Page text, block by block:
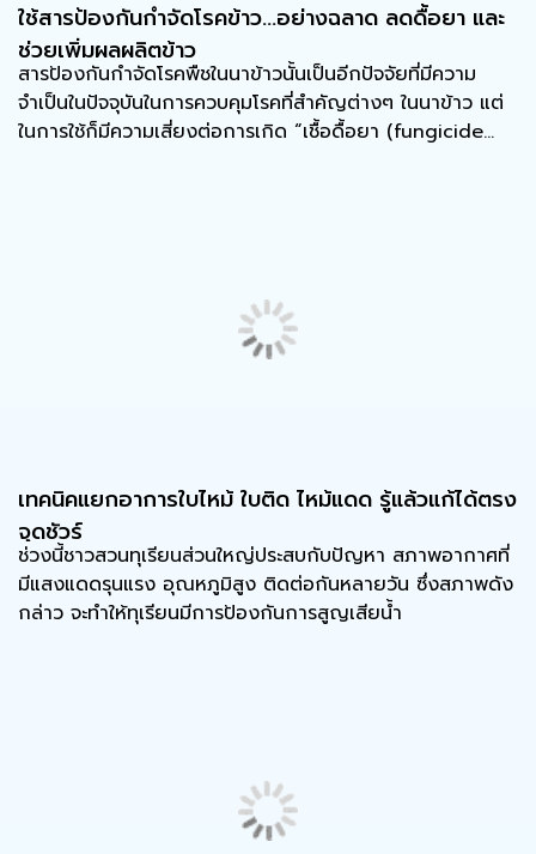
ใช้สารป้องกันกำจัดโรคข้าว…อย่างฉลาด ลดดื้อยา และ
ช่วยเพิ่มผลผลิตข้าว
สารป้องกันกำจัดโรคพืชในนาข้าวนั้นเป็นอีกปัจจัยที่มีความ
จำเป็นในปัจจุบันในการควบคุมโรคที่สำคัญต่างๆ ในนาข้าว แต่
ในการใช้ก็มีความเสี่ยงต่อการเกิด “เชื้อดื้อยา (fungicide
เทคนิคแยกอาการใบไหม้ ใบติด ไหม้แดด รู้แล้วแก้ได้ตรง
จุดชัวร์
ช่วงนี้ชาวสวนทุเรียนส่วนใหญ่ประสบกับปัญหา สภาพอากาศที่
มีแสงแดดรุนแรง อุณหภูมิสูง ติดต่อกันหลายวัน ซึ่งสภาพดัง
กล่าว จะทำให้ทุเรียนมีการป้องกันการสูญเสียน้ำ